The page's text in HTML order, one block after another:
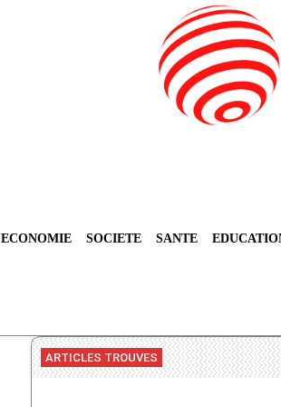
ECONOMIE SOCIETE SANTE
ARTICLES TROUVES